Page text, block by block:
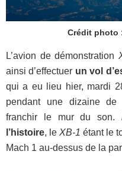
Crédit photo
L’avion de démonstration
ainsi d’effectuer un vol
qui a eu lieu hier, mardi
pendant une dizaine de
franchir le mur du son.
l’histoire, le XB-1 étant le
Mach 1 au-dessus de la